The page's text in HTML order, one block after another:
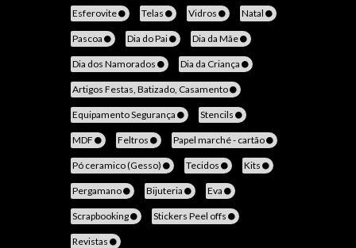
Esferovite Telas Vidros Natal
Pascoa Dia do Pai Dia da Mãe
Dia dos Namorados Dia da Criança
Artigos Festas, Batizado, Casamento
Equipamento Segurança Stencils
MDF Feltros Papel marché - cartão
Pó ceramico (Gesso) Tecidos Kits
Pergamano Bijuteria Eva
Scrapbooking Stickers Peel offs
Revistas